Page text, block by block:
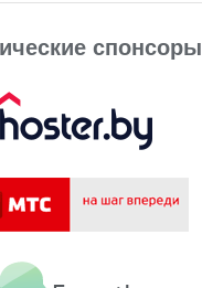
спонсоры